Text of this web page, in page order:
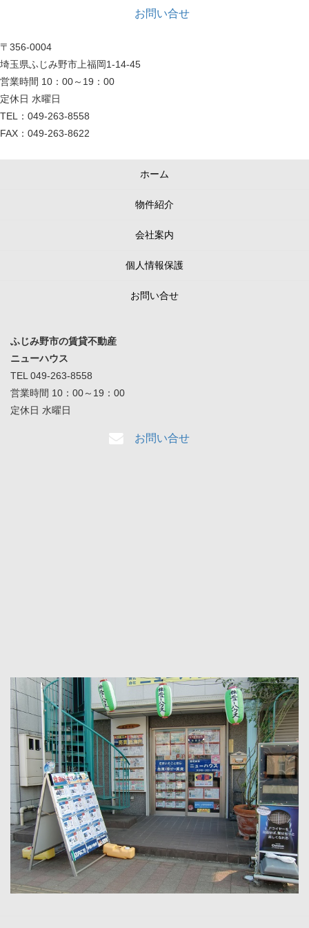
お問い合せ
〒356-0004
埼玉県ふじみ野市上福岡1-14-45
営業時間 10：00～19：00
定休日 水曜日
TEL：049-263-8558
FAX：049-263-8622
ホーム
物件紹介
会社案内
個人情報保護
お問い合せ
ふじみ野市の賃貸不動産
ニューハウス
TEL 049-263-8558
営業時間 10：00～19：00
定休日 水曜日
お問い合せ